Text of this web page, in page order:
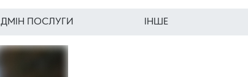
ПОСЛУГИ ІНШЕ